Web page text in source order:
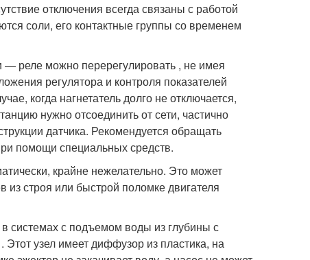
отключения всегда связаны с работой
соли, его контактные группы со временем
— реле можно перерегулировать , не имея
регулятора и контроля показателей
когда нагнетатель долго не отключается,
нужно отсоединить от сети, частично
датчика. Рекомендуется обращать
помощи специальных средств.
крайне нежелательно. Это может
строя или быстрой поломке двигателя
системах с подъемом воды из глубины с
узел имеет диффузор из пластика, на